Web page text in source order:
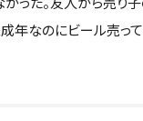
年なのにビール売っ